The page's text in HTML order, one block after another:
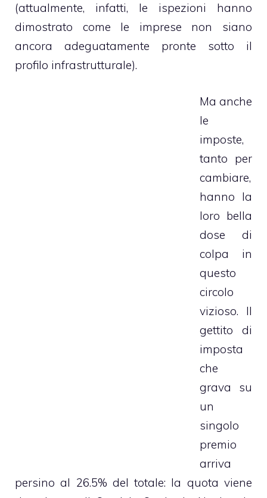
(attualmente, infatti, le ispezioni hanno
dimostrato come le imprese non siano
ancora adeguatamente pronte sotto il
profilo infrastrutturale).
Ma anche
le
imposte,
tanto per
cambiare,
hanno la
loro bella
dose di
colpa in
questo
circolo
vizioso. Il
gettito di
imposta
che
grava su
un
singolo
premio
arriva
persino al 26.5% del totale: la quota viene